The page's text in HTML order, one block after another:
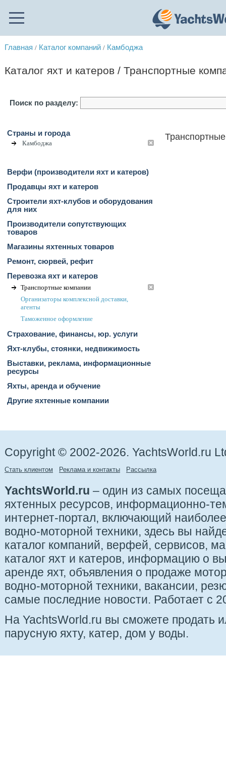
Главная / Каталог компаний / Камбоджа
Каталог яхт и катеров / Транспортные
Поиск по разделу:
Страны и города
Камбоджа
Верфи (производители яхт и катеров)
Продавцы яхт и катеров
Строители яхт-клубов и оборудования
для них
Производители сопутствующих
товаров
Магазины яхтенных товаров
Ремонт, сюрвей, рефит
Перевозка яхт и катеров
Транспортные компании
Организаторы комплексной доставки,
агенты
Таможенное оформление
Страхование, финансы, юр. услуги
Яхт-клубы, стоянки, недвижимость
Выставки, реклама, информационные
ресурсы
Яхты, аренда и обучение
Другие яхтенные компании
Copyright © 2002-2026. YachtsWorld.ru
Стать клиентом Реклама и контакты Рассылка
YachtsWorld.ru – один из самых
яхтенных ресурсов, информационно-
интернет-портал, включающий
водно-моторной техники, здесь вы
каталог компаний, верфей, сервисов,
каталог яхт и катеров, информацию о
аренде яхт, объявления о продаже
водно-моторной техники, вакансии,
самые последние новости. Работает с
На YachtsWorld.ru вы сможете продать
парусную яхту, катер, дом у воды.